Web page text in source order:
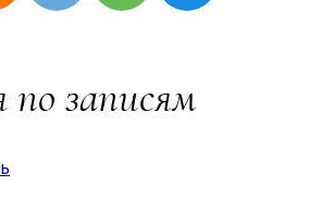
записям